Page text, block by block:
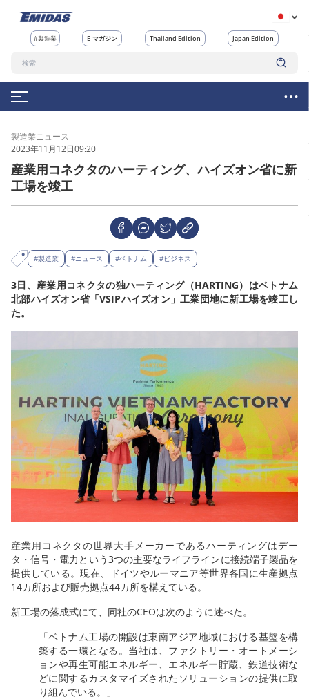
#製造業 E-マガジン Thailand Edition Japan Edition
製造業ニュース
2023年11月12日09:20
産業用コネクタのハーティング、ハイズオン省に新
工場を竣工
#製造業 #ニュース #ベトナム #ビジネス
3日、産業用コネクタの独ハーティング（HARTING）はベトナム
北部ハイズオン省「VSIPハイズオン」工業団地に新工場を竣工し
た。
産業用コネクタの世界大手メーカーであるハーティングはデー
タ・信号・電力という3つの主要なライフラインに接続端子製品を
提供している。現在、ドイツやルーマニア等世界各国に生産拠点
14カ所および販売拠点44カ所を構えている。
新工場の落成式にて、同社のCEOは次のように述べた。
「ベトナム工場の開設は東南アジア地域における基盤を構
築する一環となる。当社は、ファクトリー・ オートメーシ
ョンや再生可能エネルギー、エネルギー貯蔵、鉄道技術な
どに関するカスタマイズされたソリューションの提供に取
り組んでいる。」